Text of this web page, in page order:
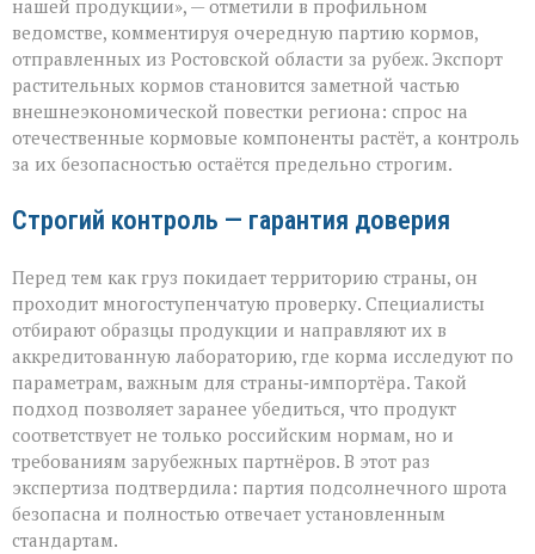
международный
уровень»
нашей продукции», — отметили в профильном
ведомстве, комментируя очередную партию кормов,
отправленных из Ростовской области за рубеж. Экспорт
растительных кормов становится заметной частью
внешнеэкономической повестки региона: спрос на
отечественные кормовые компоненты растёт, а контроль
за их безопасностью остаётся предельно строгим.
Строгий контроль — гарантия доверия
Перед тем как груз покидает территорию страны, он
проходит многоступенчатую проверку. Специалисты
отбирают образцы продукции и направляют их в
аккредитованную лабораторию, где корма исследуют по
параметрам, важным для страны‑импортёра. Такой
подход позволяет заранее убедиться, что продукт
соответствует не только российским нормам, но и
требованиям зарубежных партнёров. В этот раз
экспертиза подтвердила: партия подсолнечного шрота
безопасна и полностью отвечает установленным
стандартам.